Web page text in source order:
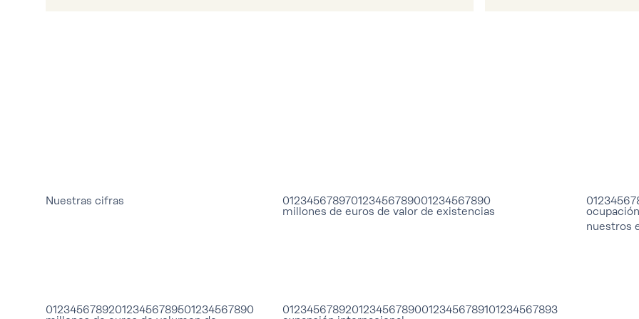
Nuestras cifras 012345678970123456789001234567890
millones de euros de valor de existencias
nuestros
012345678920123456789501234567890
01234567892012345678900123456789101234567893